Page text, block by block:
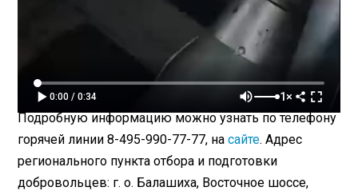
0:00 / 0:34 1×
Подробную информацию можно узнать по телефону
горячей линии 8-495-990-77-77, насайте. Адрес
регионального пункта отбора и подготовки
добровольцев: г. о. Балашиха, Восточное шоссе,